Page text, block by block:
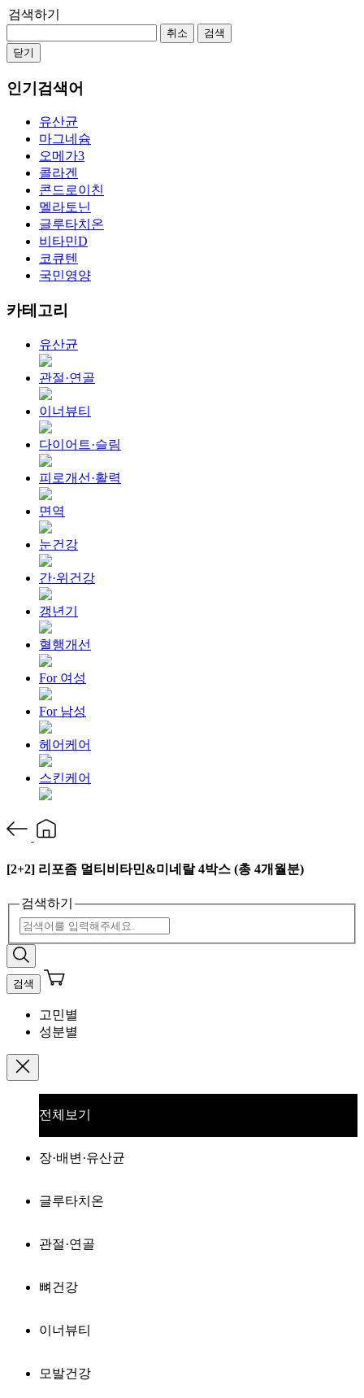
검색하기
취소
검색
닫기
인기검색어
유산균
마그네슘
오메가3
콜라겐
콘드로이친
멜라토닌
글루타치온
비타민D
코큐텐
국민영양
카테고리
유산균
관절·연골
이너뷰티
다이어트·슬림
피로개선·활력
면역
눈건강
간·위건강
갱년기
혈행개선
For 여성
For 남성
헤어케어
스킨케어
[2+2] 리포좀 멀티비타민&미네랄 4박스 (총 4개월분)
검색하기
검색
고민별
성분별
전체보기
장·배변·유산균
글루타치온
관절·연골
뼈건강
이너뷰티
모발건강